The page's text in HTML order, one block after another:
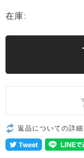
在庫:
返品についての詳